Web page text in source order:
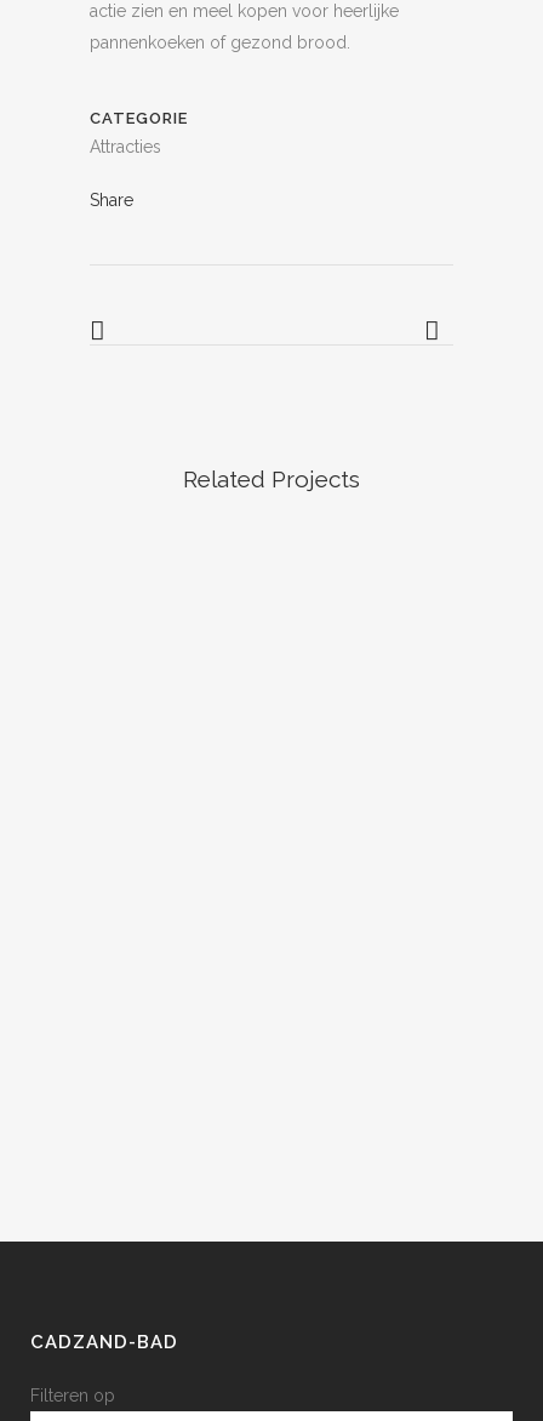
actie zien en meel kopen voor heerlijke
pannenkoeken of gezond brood.
CATEGORIE
Attracties
Share
Related Projects
CADZAND-BAD
Filteren op